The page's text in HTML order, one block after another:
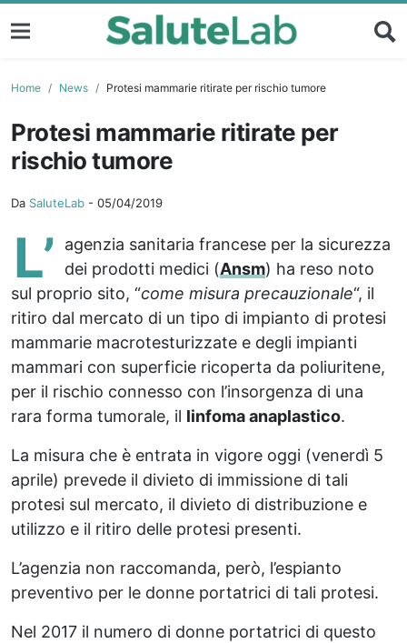
Home News Protesi mammarie ritirate per rischio tumore
Protesi mammarie ritirate per
rischio tumore
Da SaluteLab - 05/04/2019
L’
agenzia sanitaria francese per la sicurezza
dei prodotti medici (Ansm) ha reso noto
sul proprio sito, “come misura precauzionale“, il
ritiro dal mercato di un tipo di impianto di protesi
mammarie macrotesturizzate e degli impianti
mammari con superficie ricoperta da poliuritene,
per il rischio connesso con l’insorgenza di una
rara forma tumorale, il linfoma anaplastico.
La misura che è entrata in vigore oggi (venerdì 5
aprile) prevede il divieto di immissione di tali
protesi sul mercato, il divieto di distribuzione e
utilizzo e il ritiro delle protesi presenti.
L’agenzia non raccomanda, però, l’espianto
preventivo per le donne portatrici di tali protesi.
Nel 2017 il numero di donne portatrici di questo